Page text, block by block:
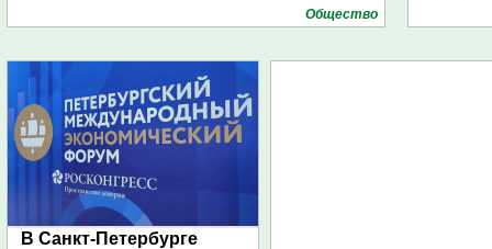
Общество
В Санкт-Петербурге